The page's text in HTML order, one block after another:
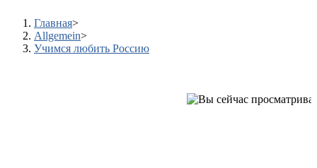
Главная>
Allgemein>
Учимся любить Россию